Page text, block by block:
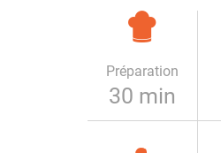
Préparation
30 min